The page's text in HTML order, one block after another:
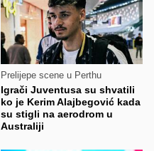
Prelijepe scene u Perthu
Igrači Juventusa su shvatili
ko je Kerim Alajbegović kada
su stigli na aerodrom u
Australiji